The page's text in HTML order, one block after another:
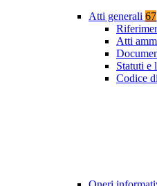
Atti generali 67
Atti
Statuti e
Codice